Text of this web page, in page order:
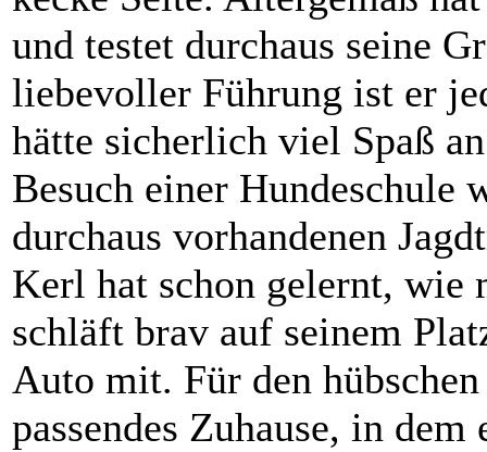
und testet durchaus seine
liebevoller Führung ist er
hätte sicherlich viel Spaß
Besuch einer Hundeschule
durchaus vorhandenen
Kerl hat schon gelernt, wie
schläft brav auf seinem
Auto mit. Für den
passendes Zuhause, in